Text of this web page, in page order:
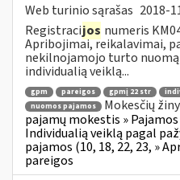
Web turinio sąrašas 2018-
Registracijos numeris
Apribojimai, reikalavimai,
nekilnojamojo turto
individualią veiklą...
gpm pareigos gpmį 22 str
nuomos pajamos
Mokesčių
pajamų mokestis »
Individualią veiklą pagal
pajamos (10, 18, 22, 23, »
pareigos